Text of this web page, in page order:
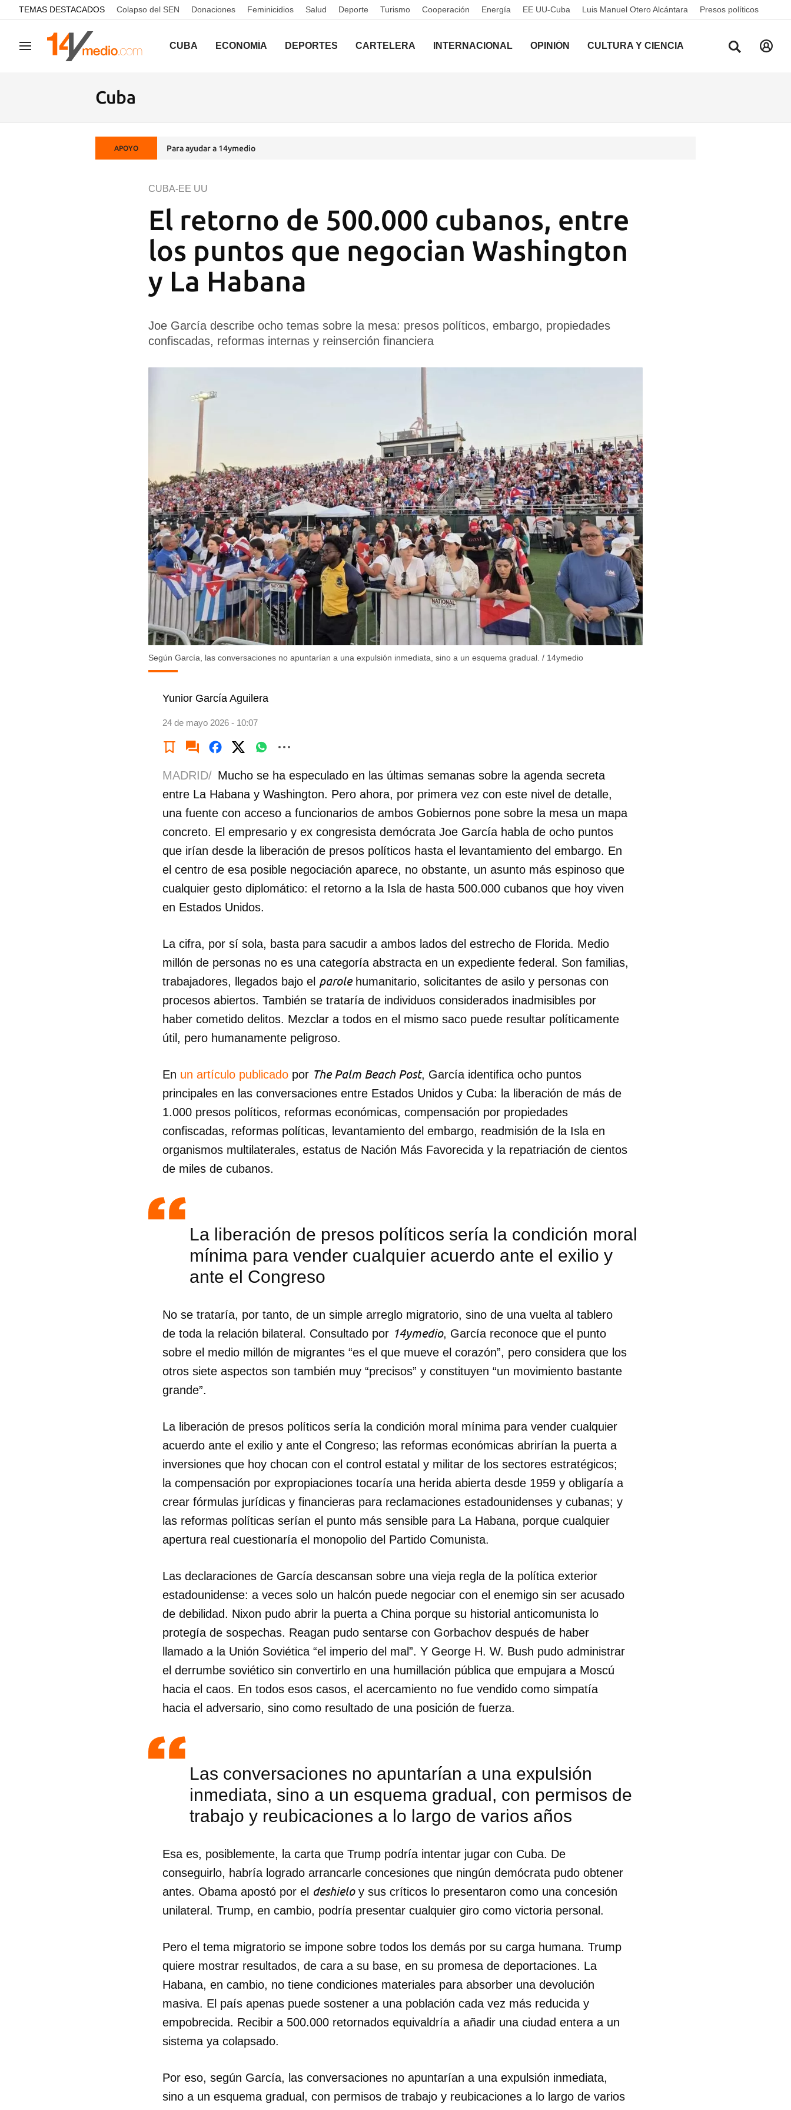
common.go-to-content
TEMAS DESTACADOS Colapso del SEN Donaciones Feminicidios Salud Deporte Turismo Cooperación Energía EE UU-Cuba Luis Manuel Otero Alcántara Presos políticos
Navegación CUBA ECONOMÍA DEPORTES CARTELERA INTERNACIONAL OPINIÓN CULTURA Y CIENCIA
Cuba
APOYO Para ayudar a 14ymedio
El retorno de 500.000 cubanos, entre
los puntos que negocian Washington
y La Habana
CUBA-EE UU
Joe García describe ocho temas sobre la mesa: presos políticos, embargo, propiedades
confiscadas, reformas internas y reinserción financiera
Según García, las conversaciones no apuntarían a una expulsión inmediata, sino a un esquema gradual. / 14ymedio
Yunior García Aguilera
24 de mayo 2026 - 10:07
Guardar como favorito
cuenta de 14ymedio.
INICIAR SESIÓN CANCELAR
MADRID/ Mucho se ha especulado en las últimas semanas sobre la agenda secreta
entre La Habana y Washington. Pero ahora, por primera vez con este nivel de detalle,
una fuente con acceso a funcionarios de ambos Gobiernos pone sobre la mesa un mapa
concreto. El empresario y ex congresista demócrata Joe García habla de ocho puntos
que irían desde la liberación de presos políticos hasta el levantamiento del embargo. En
el centro de esa posible negociación aparece, no obstante, un asunto más espinoso que
cualquier gesto diplomático: el retorno a la Isla de hasta 500.000 cubanos que hoy viven
en Estados Unidos.
La cifra, por sí sola, basta para sacudir a ambos lados del estrecho de Florida. Medio
millón de personas no es una categoría abstracta en un expediente federal. Son familias,
trabajadores, llegados bajo el parolehumanitario, solicitantes de asilo y personas con
procesos abiertos. También se trataría de individuos considerados inadmisibles por
haber cometido delitos. Mezclar a todos en el mismo saco puede resultar políticamente
útil, pero humanamente peligroso.
En un artículo publicado por The Palm Beach Post, García identifica ocho puntos
principales en las conversaciones entre Estados Unidos y Cuba: la liberación de más de
1.000 presos políticos, reformas económicas, compensación por propiedades
confiscadas, reformas políticas, levantamiento del embargo, readmisión de la Isla en
organismos multilaterales, estatus de Nación Más Favorecida y la repatriación de cientos
de miles de cubanos.
La liberación de presos políticos sería la condición moral
mínima para vender cualquier acuerdo ante el exilio y
ante el Congreso
No se trataría, por tanto, de un simple arreglo migratorio, sino de una vuelta al tablero
de toda la relación bilateral. Consultado por 14ymedio, García reconoce que el punto
sobre el medio millón de migrantes “es el que mueve el corazón”, pero considera que los
otros siete aspectos son también muy “precisos” y constituyen “un movimiento bastante
grande”.
La liberación de presos políticos sería la condición moral mínima para vender cualquier
acuerdo ante el exilio y ante el Congreso; las reformas económicas abrirían la puerta a
inversiones que hoy chocan con el control estatal y militar de los sectores estratégicos;
la compensación por expropiaciones tocaría una herida abierta desde 1959 y obligaría a
crear fórmulas jurídicas y financieras para reclamaciones estadounidenses y cubanas; y
las reformas políticas serían el punto más sensible para La Habana, porque cualquier
apertura real cuestionaría el monopolio del Partido Comunista.
Las declaraciones de García descansan sobre una vieja regla de la política exterior
estadounidense: a veces solo un halcón puede negociar con el enemigo sin ser acusado
de debilidad. Nixon pudo abrir la puerta a China porque su historial anticomunista lo
protegía de sospechas. Reagan pudo sentarse con Gorbachov después de haber
llamado a la Unión Soviética “el imperio del mal”. Y George H. W. Bush pudo administrar
el derrumbe soviético sin convertirlo en una humillación pública que empujara a Moscú
hacia el caos. En todos esos casos, el acercamiento no fue vendido como simpatía
hacia el adversario, sino como resultado de una posición de fuerza.
Las conversaciones no apuntarían a una expulsión
inmediata, sino a un esquema gradual, con permisos de
trabajo y reubicaciones a lo largo de varios años
Esa es, posiblemente, la carta que Trump podría intentar jugar con Cuba. De
conseguirlo, habría logrado arrancarle concesiones que ningún demócrata pudo obtener
antes. Obama apostó por el deshieloy sus críticos lo presentaron como una concesión
unilateral. Trump, en cambio, podría presentar cualquier giro como victoria personal.
Pero el tema migratorio se impone sobre todos los demás por su carga humana. Trump
quiere mostrar resultados, de cara a su base, en su promesa de deportaciones. La
Habana, en cambio, no tiene condiciones materiales para absorber una devolución
masiva. El país apenas puede sostener a una población cada vez más reducida y
empobrecida. Recibir a 500.000 retornados equivaldría a añadir una ciudad entera a un
sistema ya colapsado.
Por eso, según García, las conversaciones no apuntarían a una expulsión inmediata,
sino a un esquema gradual, con permisos de trabajo y reubicaciones a lo largo de varios